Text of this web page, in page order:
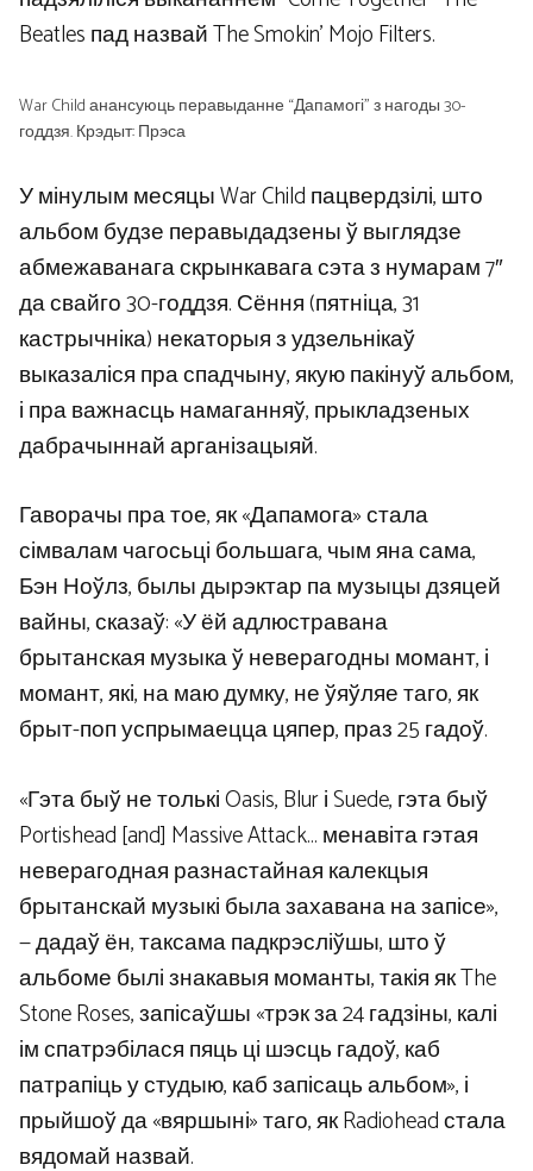
Beatles пад назвай The Smokin’ Mojo Filters.
War Child анансуюць перавыданне “Дапамогі” з нагоды 30-
годдзя. Крэдыт: Прэса
У мінулым месяцы War Child пацвердзілі, што
альбом будзе перавыдадзены ў выглядзе
абмежаванага скрынкавага сэта з нумарам 7″
да свайго 30-годдзя. Сёння (пятніца, 31
кастрычніка) некаторыя з удзельнікаў
выказаліся пра спадчыну, якую пакінуў альбом,
і пра важнасць намаганняў, прыкладзеных
дабрачыннай арганізацыяй.
Гаворачы пра тое, як «Дапамога» стала
сімвалам чагосьці большага, чым яна сама,
Бэн Ноўлз, былы дырэктар па музыцы дзяцей
вайны, сказаў: «У ёй адлюстравана
брытанская музыка ў неверагодны момант, і
момант, які, на маю думку, не ўяўляе таго, як
брыт-поп успрымаецца цяпер, праз 25 гадоў.
«Гэта быў не толькі Oasis, Blur і Suede, гэта быў
Portishead [and] Massive Attack… менавіта гэтая
неверагодная разнастайная калекцыя
брытанскай музыкі была захавана на запісе»,
— дадаў ён, таксама падкрэсліўшы, што ў
альбоме былі знакавыя моманты, такія як The
Stone Roses, запісаўшы «трэк за 24 гадзіны, калі
ім спатрэбілася пяць ці шэсць гадоў, каб
патрапіць у студыю, каб запісаць альбом», і
прыйшоў да «вяршыні» таго, як Radiohead стала
вядомай назвай.